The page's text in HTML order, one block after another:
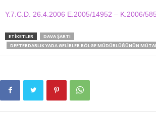
Y.7.C.D. 26.4.2006 E.2005/14952 – K.2006/
ETIKETLER
DAVA ŞARTI
DEFTERDARLIK YADA GELIRLER BÖLGE MÜDÜRLÜĞÜNÜN